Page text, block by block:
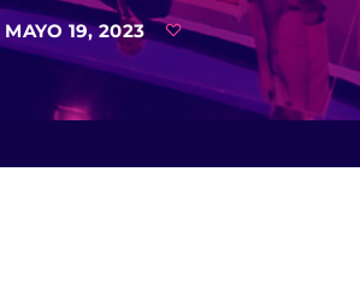
MAYO 19, 2023